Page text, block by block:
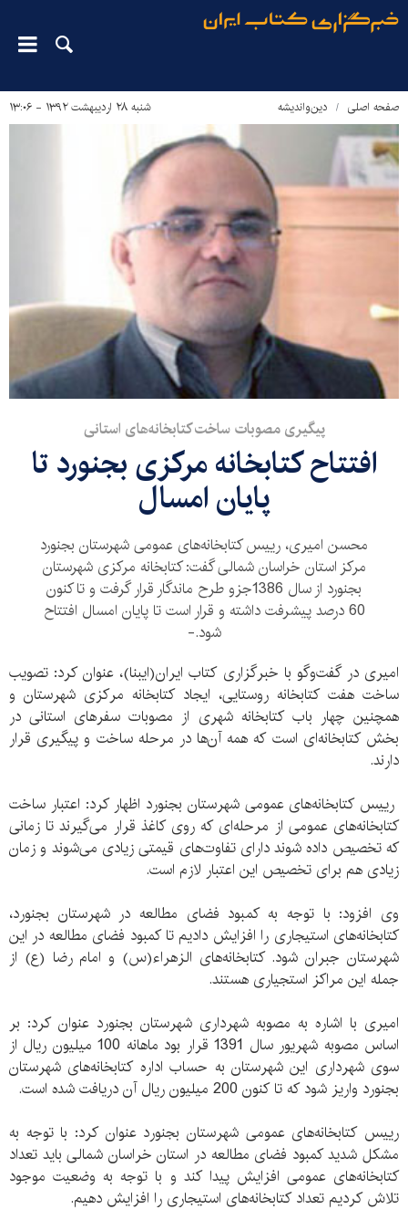
صفحه اصلی دین‌واندیشه شنبه ۲۸ اردیبهشت ۱۳۹۲ - ۱۳:۰۶
پیگیری مصوبات ساخت کتابخانه‌های استانی
افتتاح کتابخانه مرکزی بجنورد تا
پایان امسال
محسن امیری، رییس کتابخانه‌های عمومی شهرستان بجنورد
مرکز استان خراسان شمالی گفت: کتابخانه مرکزی شهرستان
بجنورد از سال 1386جزو طرح‌ ماندگار قرار گرفت و تا کنون
60 درصد پیشرفت داشته و قرار است تا پایان امسال افتتاح
شود.-
امیری در گفت‌وگو با خبرگزاری کتاب ایران(ایبنا)، عنوان کرد: تصویب
ساخت هفت کتابخانه روستایی، ایجاد کتابخانه مرکزی شهرستان و
همچنین چهار باب کتابخانه شهری از مصوبات سفرهای استانی در
بخش کتابخانه‌ای است که همه آن‌ها در مرحله ساخت و پیگیری قرار
دارند.
رییس کتابخانه‌های عمومی شهرستان بجنورد اظهار کرد: اعتبار ساخت
کتابخانه‌های عمومی از مرحله‌ای که روی کاغذ قرار می‌گیرند تا زمانی
که تخصیص داده شوند دارای تفاوت‌های قیمتی زیادی می‌شوند و زمان
زیادی هم برای تخصیص این اعتبار لازم است.
وی افزود: با توجه به کمبود فضای مطالعه در شهرستان بجنورد،
کتابخانه‌های استیجاری را افزایش دادیم تا کمبود فضای مطالعه در این
شهرستان جبران شود. کتابخانه‌های الزهراء(س) و امام رضا (ع) از
جمله این مراکز استجیاری هستند.
امیری با اشاره به مصوبه شهرداری شهرستان بجنورد عنوان کرد: بر
اساس مصوبه شهریور سال 1391 قرار بود ماهانه 100 میلیون ریال از
سوی شهرداری این شهرستان به حساب اداره کتابخانه‌های شهرستان
بجنورد واریز شود که تا کنون 200 میلیون ریال آن دریافت شده است.
رییس کتابخانه‌های عمومی شهرستان بجنورد عنوان کرد: با توجه به
مشکل شدید کمبود فضای مطالعه در استان خراسان شمالی باید تعداد
کتابخانه‌های عمومی افزایش پیدا کند و با توجه به وضعیت موجود
تلاش کردیم تعداد کتابخانه‌های استیجاری را افزایش دهیم.